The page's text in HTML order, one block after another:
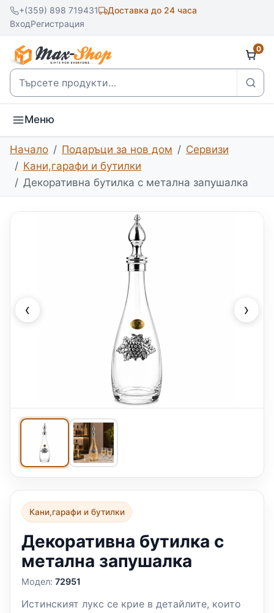
+(359) 898 719431
Доставка до 24 часа
ВходРегистрация
Търсене
0
Меню
Начало Подаръци за нов дом
Сервизи
Кани,гарафи и бутилки
Декоративна бутилка с метална запушалка
‹ ›
Кани,гарафи и бутилки
Декоративна бутилка с
метална запушалка
Модел:72951
Истинският лукс се крие в детайлите, които